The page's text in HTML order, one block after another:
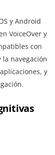
y Android
VoiceOver y
con
navegación
y